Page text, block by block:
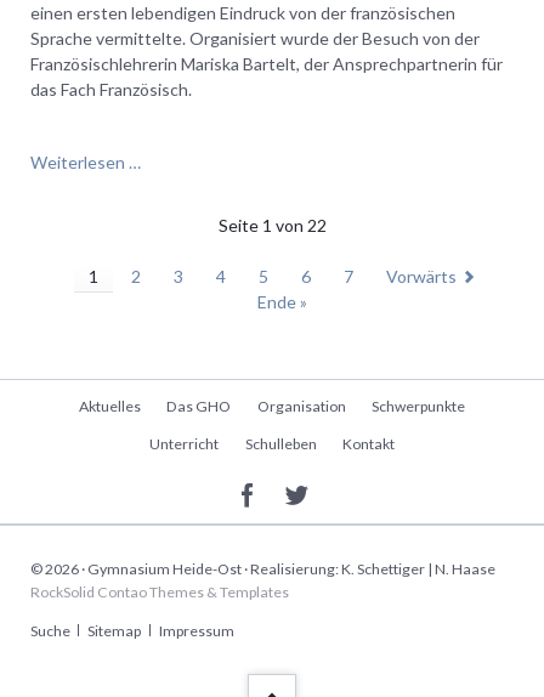
einen ersten lebendigen Eindruck von der französischen
Sprache vermittelte. Organisiert wurde der Besuch von der
Französischlehrerin Mariska Bartelt, der Ansprechpartnerin für
das Fach Französisch.
Weiterlesen …
Gymnasium
Seite 1 von 22
1 2 3 4 5 6 7
Vorwärts
Ende »
Navigation
Aktuelles Das GHO Organisation Schwerpunkte
Unterricht Schulleben Kontakt
© 2026 · Gymnasium Heide-Ost · Realisierung: K. Schettiger | N. Haase
RockSolid Contao Themes & Templates
Navigation
Suche Sitemap Impressum